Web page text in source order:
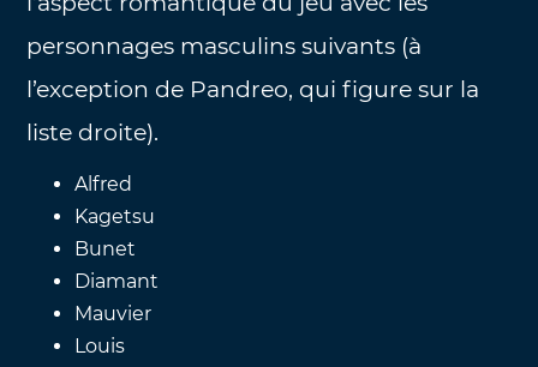
personnages masculins suivants (à
l’exception de Pandreo, qui figure sur la
liste droite).
Alfred
Kagetsu
Bunet
Diamant
Mauvier
Louis